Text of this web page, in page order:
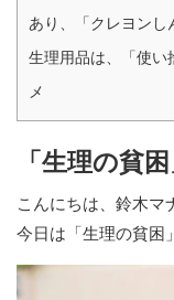
あり、「クレヨンし
生理用品は、「使い
メ
「生理の貧
こんにちは、鈴木マ
今日は「生理の貧困